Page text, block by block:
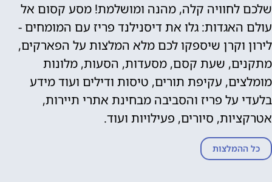
שלכם לחוויה קלה, מהנה ומושלמת! מסע קסום אל
עולם האגדות: גלו את דיסנילנד פריז עם המומחים -
לירון וקרן שיספקו לכם מלא המלצות על הפארקים,
מתקנים, שעת קסם, מסעדות, הסעות, מלונות
מומלצים, עקיפת תורים, טיסות ודילים ועוד מידע
בלעדי על פריז והסביבה מבחינת אתרי תיירות,
אטרקציות, סיורים, פעילויות ועוד.
כל ההמלצות